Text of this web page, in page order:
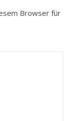
Browser für